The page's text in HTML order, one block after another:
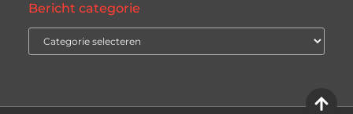
Bericht categorie